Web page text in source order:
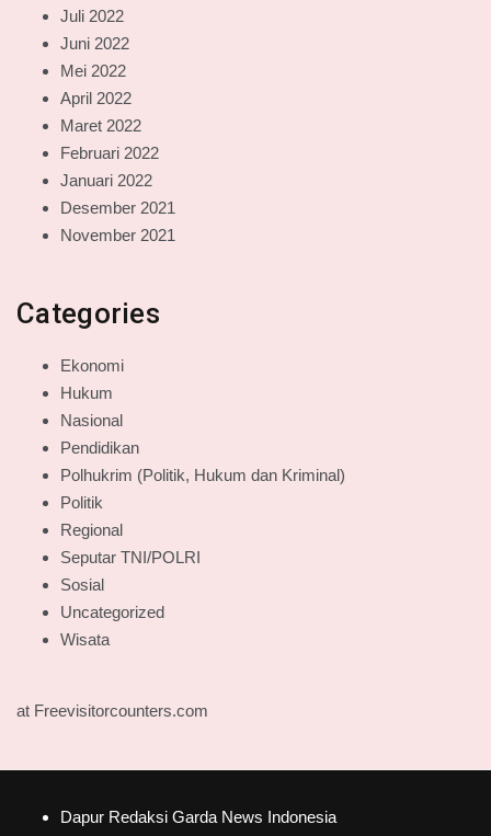
Juli 2022
Juni 2022
Mei 2022
April 2022
Maret 2022
Februari 2022
Januari 2022
Desember 2021
November 2021
Categories
Ekonomi
Hukum
Nasional
Pendidikan
Polhukrim (Politik, Hukum dan Kriminal)
Politik
Regional
Seputar TNI/POLRI
Sosial
Uncategorized
Wisata
at Freevisitorcounters.com
Dapur Redaksi Garda News Indonesia